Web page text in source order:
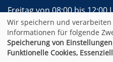
Freitag von 08:00 bis 12:00
Impressum
AGB
Datenschutzerklärung
Newsletter
Sitemap
Wir speichern und
Informationen für folgende
Speicherung von
Funktionelle Cookies,